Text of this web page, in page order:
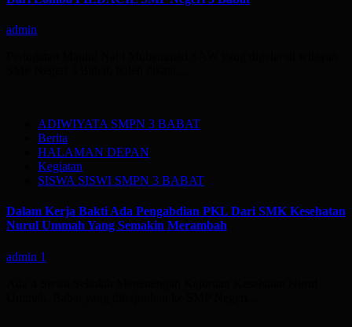
admin
ADIWIYATA SMPN 3 BABAT
Berita
HALAMAN DEPAN
Kegiatan
SISWA SISWI SMPN 3 BABAT
Dalam Kerja Bakti Ada Pengabdian PKL Dari SMK Kesehatan
Nurul Ummah Yang Semakin Merambah
admin 1